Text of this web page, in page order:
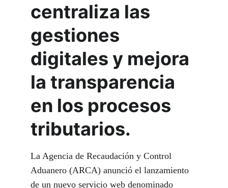
centraliza las
gestiones
digitales y mejora
la transparencia
en los procesos
tributarios.
La Agencia de Recaudación y Control
Aduanero (ARCA) anunció el lanzamiento
de un nuevo servicio web denominado